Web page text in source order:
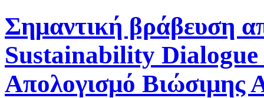
Σημαντική βράβευση
Sustainability Dialogue
Απολογισμό Βιώσιμης